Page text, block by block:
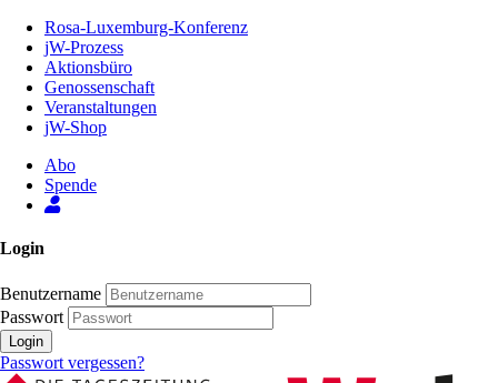
Inhalt
Seite
Rosa-Luxemburg-Konferenz
jW-Prozess
Aktionsbüro
Genossenschaft
Veranstaltungen
jW-Shop
Abo
Spende
Login
Benutzername
Passwort
Login
Passwort vergessen?